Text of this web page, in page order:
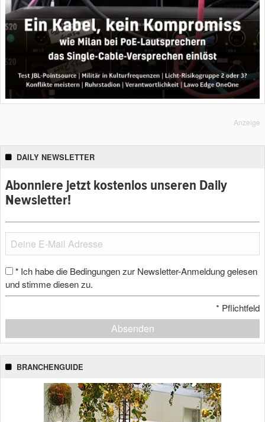
Anzeige
DAILY NEWSLETTER
Abonniere jetzt kostenlos unseren Daily
Newsletter!
* Ich habe die Bedingungen zur Newsletter-Anmeldung gelesen
und stimme diesen zu.
* Pflichtfeld
Absenden
BRANCHENGUIDE